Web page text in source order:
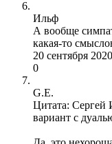
Ильф
А вообще
какая-то
20 сентября
0
G.E.
Цитата: Сергей
вариант с